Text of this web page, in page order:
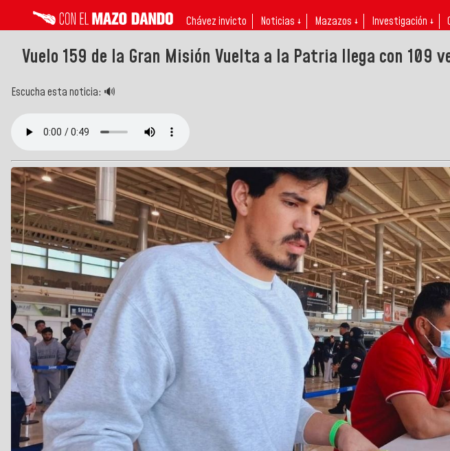
Chávez invicto Noticias ↓ Mazazos ↓ Investigación ↓
Vuelo 159 de la Gran Misión Vuelta a la Patria llega con 109
Escucha esta noticia: 🔊